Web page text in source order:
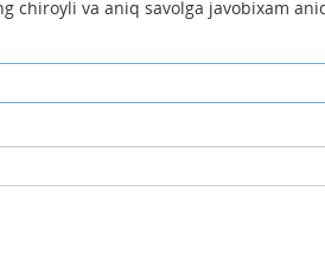
chiroyli va aniq savolga javobixam